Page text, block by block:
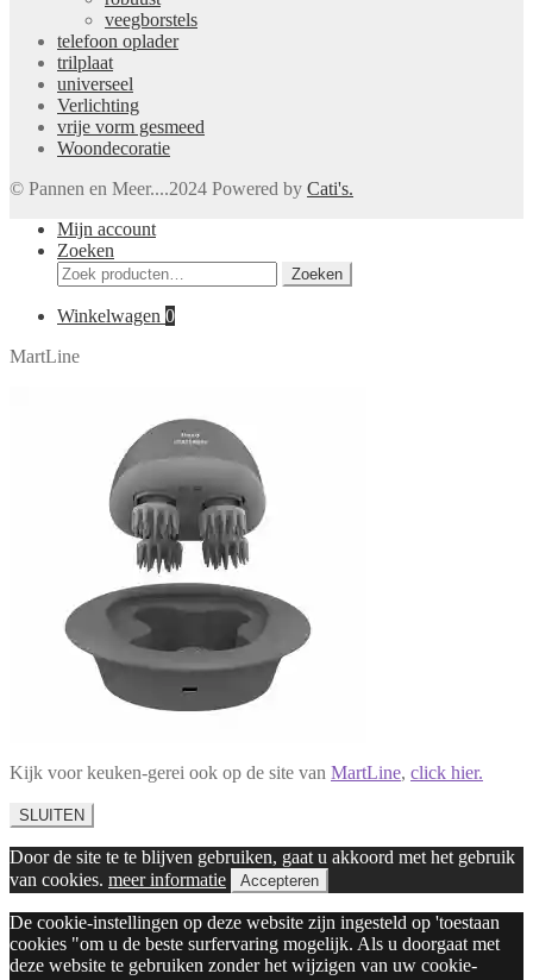
veegborstels
telefoon oplader
trilplaat
universeel
Verlichting
vrije vorm gesmeed
Woondecoratie
© Pannen en Meer....2024 Powered by Cati's.
Mijn account
Zoeken
Zoeken
naar:
Zoeken
Winkelwagen 0
MartLine
Kijk voor keuken-gerei ook op de site van MartLine, click hier.
SLUITEN
Door de site te te blijven gebruiken, gaat u akkoord met het gebruik
van cookies. meer informatie Accepteren
De cookie-instellingen op deze website zijn ingesteld op 'toestaan
cookies "om u de beste surfervaring mogelijk. Als u doorgaat met
deze website te gebruiken zonder het wijzigen van uw cookie-